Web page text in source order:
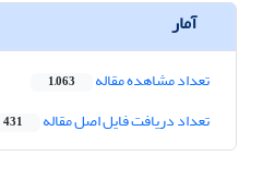
آمار
تعداد مشاهده مقاله 1,063
تعداد دریافت فایل اصل مقاله 431